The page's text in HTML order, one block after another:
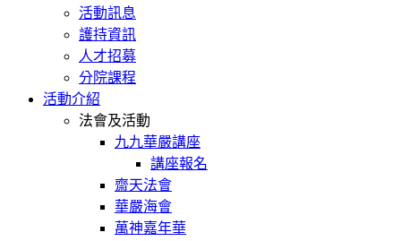
活動訊息
護持資訊
人才招募
分院課程
活動介紹
法會及活動
九九華嚴講座
講座報名
齋天法會
華嚴海會
萬神嘉年華